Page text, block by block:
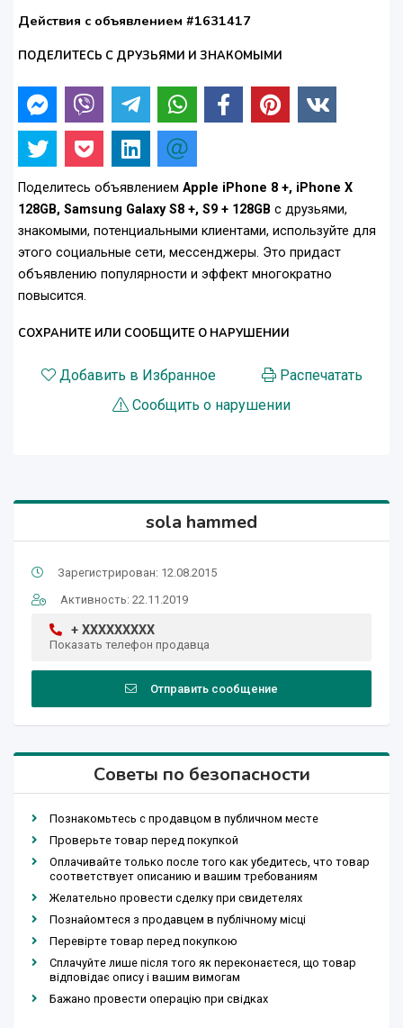
Действия с объявлением #1631417
ПОДЕЛИТЕСЬ С ДРУЗЬЯМИ И ЗНАКОМЫМИ
Поделитесь объявлением Apple iPhone 8 +, iPhone X
128GB, Samsung Galaxy S8 +, S9 + 128GB с друзьями,
знакомыми, потенциальными клиентами, используйте для
этого социальные сети, мессенджеры. Это придаст
объявлению популярности и эффект многократно
повысится.
СОХРАНИТЕ ИЛИ СООБЩИТЕ О НАРУШЕНИИ
Добавить в Избранное
Распечатать
Сообщить о нарушении
sola hammed
Зарегистрирован: 12.08.2015
Активность: 22.11.2019
+ XXXXXXXXX
Показать телефон продавца
Отправить сообщение
Советы по безопасности
Познакомьтесь с продавцом в публичном месте
Проверьте товар перед покупкой
Оплачивайте только после того как убедитесь, что товар
соответствует описанию и вашим требованиям
Желательно провести сделку при свидетелях
Познайомтеся з продавцем в публічному місці
Перевірте товар перед покупкою
Сплачуйте лише після того як переконаєтеся, що товар
відповідає опису і вашим вимогам
Бажано провести операцію при свідках